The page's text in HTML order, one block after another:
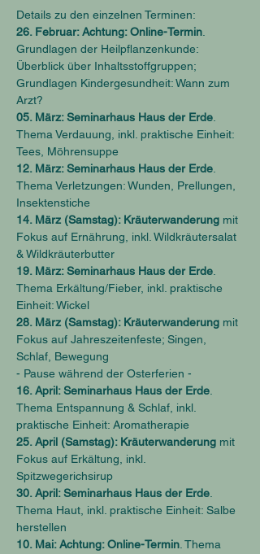
Details zu den einzelnen Terminen:
26. Februar: Achtung: Online-Termin
Grundlagen der Heilpflanzenkunde:
Überblick über Inhaltsstoffgruppen;
Grundlagen Kindergesundheit: Wann zum
Arzt?
05. März: Seminarhaus Haus der Erde
Thema Verdauung, inkl. praktische Einheit:
Tees, Möhrensuppe
12. März: Seminarhaus Haus der Erde
Thema Verletzungen: Wunden, Prellungen,
Insektenstiche
14. März (Samstag): Kräuterwanderung mit
Fokus auf Ernährung, inkl. Wildkräutersalat
& Wildkräuterbutter
19. März: Seminarhaus Haus der Erde
Thema Erkältung/Fieber, inkl. praktische
Einheit: Wickel
28. März (Samstag): Kräuterwanderung mit
Fokus auf Jahreszeitenfeste; Singen,
Schlaf, Bewegung
- Pause während der Osterferien -
16. April: Seminarhaus Haus der Erde
Thema Entspannung & Schlaf, inkl.
praktische Einheit: Aromatherapie
25. April (Samstag): Kräuterwanderung mit
Fokus auf Erkältung, inkl.
Spitzwegerichsirup
30. April: Seminarhaus Haus der Erde
Thema Haut, inkl. praktische Einheit: Salbe
herstellen
10. Mai: Achtung: Online-Termin . Thema